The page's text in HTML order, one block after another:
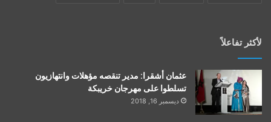
لأكثر تفاعلاً
عثمان أشقرا: مدير تنقصه مؤهلات وانتهازيون
تسلطوا على مهرجان خريبكة
ديسمبر 16, 2018